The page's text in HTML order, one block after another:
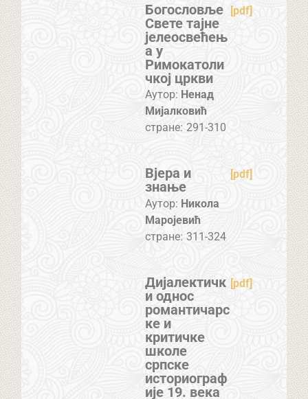
Богословље
Свете тајне
јелеосвећењ
а у
Римокатоли
чкој цркви
[pdf]
Аутор: Ненад
Мијалковић
стране: 291-310
Вјера и
знање
[pdf]
Аутор: Никола
Маројевић
стране: 311-324
Дијалектичк
и однос
романтичарс
ке и
критичке
школе
српске
историограф
ије 19. века
[pdf]